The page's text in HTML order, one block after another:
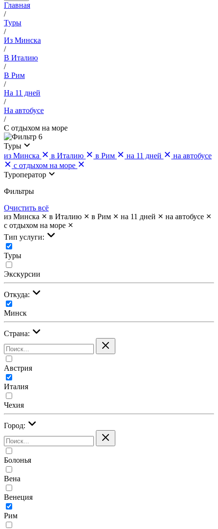
Главная
/
Туры
/
Из Минска
/
В Италию
/
В Рим
/
На 11 дней
/
На автобусе
/
С отдыхом на море
6
Туры
из Минска
в Италию в Рим на 11 дней
на автобусе
с отдыхом на море
Туроператор
Фильтры
Очистить всё
из Минска
в Италию в Рим на 11 дней
на автобусе
с отдыхом на море
Тип услуги:
Туры
Экскурсии
Откуда:
Минск
Страна:
Австрия
Италия
Чехия
Город:
Болонья
Вена
Венеция
Рим